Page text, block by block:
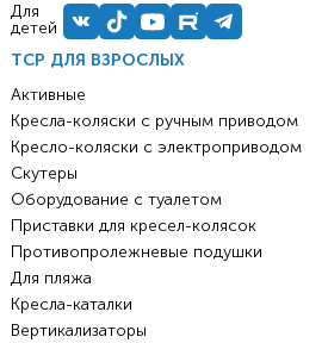
ТСР ДЛЯ ВЗРОСЛЫХ
Активные
Кресла-коляски с ручным приводом
Кресло-коляски с электроприводом
Скутеры
Оборудование с туалетом
Приставки для кресел-колясок
Противопролежневые подушки
Для пляжа
Кресла-каталки
Вертикализаторы
Для
детей